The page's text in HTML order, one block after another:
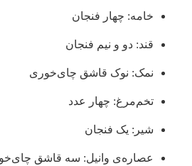
خامه: چهار فنجان
قند: دو و نیم فنجان
نمک: نوک قاشق چای‌خوری
تخم‌مرغ: چهار عدد
شیر: یک فنجان
عصاره‌ی وانیل: سه قاشق